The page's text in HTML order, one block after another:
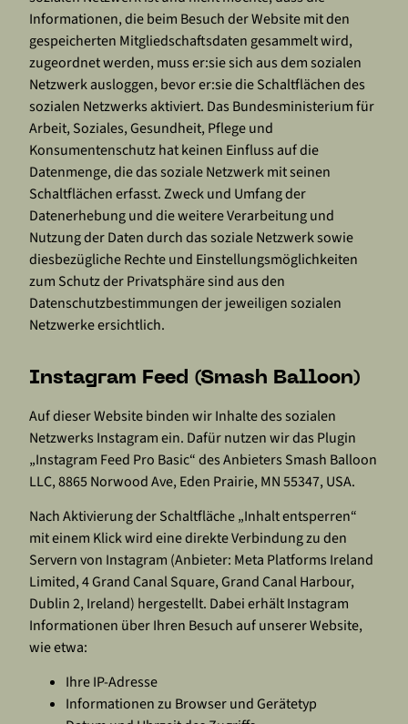
Informationen, die beim Besuch der Website mit den
gespeicherten Mitgliedschaftsdaten gesammelt wird,
zugeordnet werden, muss er:sie sich aus dem sozialen
Netzwerk ausloggen, bevor er:sie die Schaltflächen des
sozialen Netzwerks aktiviert. Das Bundesministerium für
Arbeit, Soziales, Gesundheit, Pflege und
Konsumentenschutz hat keinen Einfluss auf die
Datenmenge, die das soziale Netzwerk mit seinen
Schaltflächen erfasst. Zweck und Umfang der
Datenerhebung und die weitere Verarbeitung und
Nutzung der Daten durch das soziale Netzwerk sowie
diesbezügliche Rechte und Einstellungsmöglichkeiten
zum Schutz der Privatsphäre sind aus den
Datenschutzbestimmungen der jeweiligen sozialen
Netzwerke ersichtlich.
Instagram Feed (Smash Balloon)
Auf dieser Website binden wir Inhalte des sozialen
Netzwerks Instagram ein. Dafür nutzen wir das Plugin
„Instagram Feed Pro Basic“ des Anbieters Smash Balloon
LLC, 8865 Norwood Ave, Eden Prairie, MN 55347, USA.
Nach Aktivierung der Schaltfläche „Inhalt entsperren“
mit einem Klick wird eine direkte Verbindung zu den
Servern von Instagram (Anbieter: Meta Platforms Ireland
Limited, 4 Grand Canal Square, Grand Canal Harbour,
Dublin 2, Ireland) hergestellt. Dabei erhält Instagram
Informationen über Ihren Besuch auf unserer Website,
wie etwa:
Ihre IP-Adresse
Informationen zu Browser und Gerätetyp